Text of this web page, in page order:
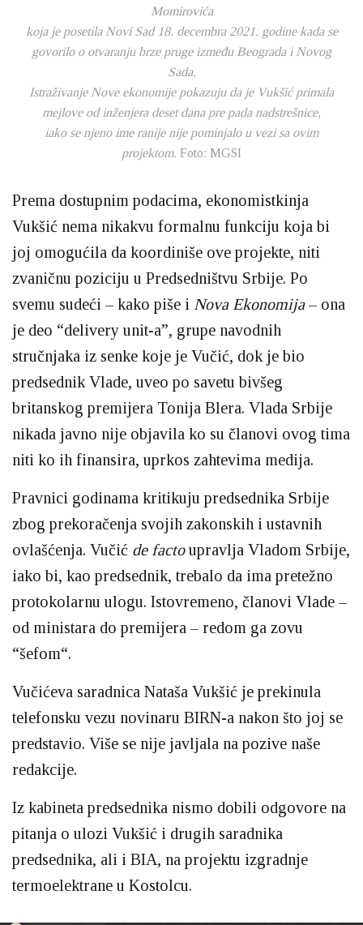
Momirovića
koja je posetila Novi Sad 18. decembra 2021. godine kada se
govorilo o otvaranju brze pruge između Beograda i Novog
Sada.
Istraživanje Nove ekonomije pokazuju da je Vukšić primala
mejlove od inženjera deset dana pre pada nadstrešnice,
iako se njeno ime ranije nije pominjalo u vezi sa ovim
projektom. Foto: MGSI
Prema dostupnim podacima, ekonomistkinja
Vukšić nema nikakvu formalnu funkciju koja bi
joj omogućila da koordiniše ove projekte, niti
zvaničnu poziciju u Predsedništvu Srbije. Po
svemu sudeći – kako piše i Nova Ekonomija– ona
je deo “delivery unit-a”, grupe navodnih
stručnjaka iz senke koje je Vučić, dok je bio
predsednik Vlade, uveo po savetu bivšeg
britanskog premijera Tonija Blera. Vlada Srbije
nikada javno nije objavila ko su članovi ovog tima
niti ko ih finansira, uprkos zahtevima medija.
Pravnici godinama kritikuju predsednika Srbije
zbog prekoračenja svojih zakonskih i ustavnih
ovlašćenja. Vučić de factoupravlja Vladom Srbije,
iako bi, kao predsednik, trebalo da ima pretežno
protokolarnu ulogu. Istovremeno, članovi Vlade –
od ministara do premijera – redom ga zovu
“šefom“.
Vučićeva saradnica Nataša Vukšić je prekinula
telefonsku vezu novinaru BIRN-a nakon što joj se
predstavio. Više se nije javljala na pozive naše
redakcije.
Iz kabineta predsednika nismo dobili odgovore na
pitanja o ulozi Vukšić i drugih saradnika
predsednika, ali i BIA, na projektu izgradnje
termoelektrane u Kostolcu.